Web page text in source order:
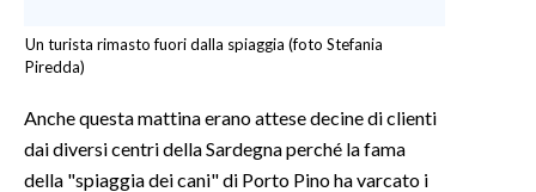
Un turista rimasto fuori dalla spiaggia (foto Stefania
Piredda)
Anche questa mattina erano attese decine di clienti
dai diversi centri della Sardegna perché la fama
della "spiaggia dei cani" di Porto Pino ha varcato i